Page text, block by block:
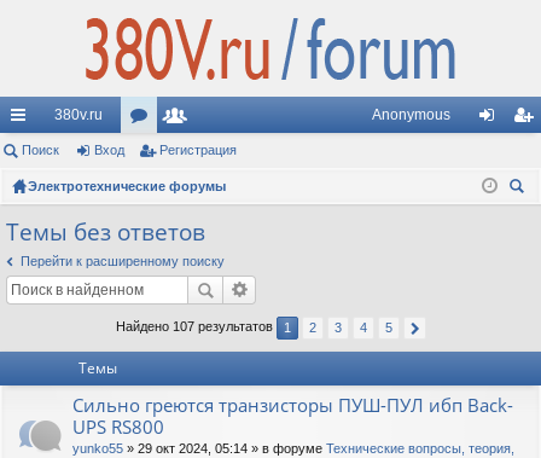
с
ы
лк
и
380v.ru
ор
ум
ол
ьз
ат
и
Anonymous
д ис
Поиск Вход Регистрация
Электротехнические форумы
Темы без ответов
Перейти к расширенному поиску
Найдено 107 результатов 1 2 3 4 5
Темы
Сильно греются транзисторы ПУШ-ПУЛ ибп Back-
UPS RS800
yunko55 » 29 окт 2024, 05:14 » в форуме Технические вопросы, теория,